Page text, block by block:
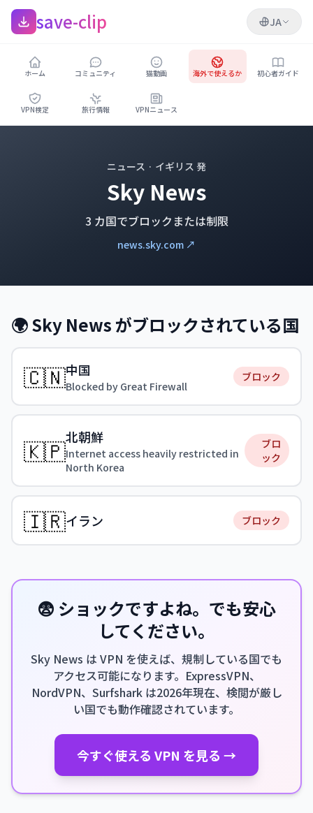
save-clip JA
ホーム コミュニティ 猫動画 海外で使えるか 初心者ガイド
VPN検定 旅行情報 VPNニュース
ニュース · イギリス 発
Sky News
3 カ国でブロックまたは制限
news.sky.com ↗
🌍 Sky News がブロックされている国
🇨🇳中国
Blocked by Great Firewall
ブロック
🇰🇵北朝鮮
Internet access heavily restricted in
North Korea
ブロ
ック
🇮🇷イラン ブロック
😨 ショックですよね。でも安心
してください。
Sky News は VPN を使えば、規制している国でも
アクセス可能になります。ExpressVPN、
NordVPN、Surfshark は2026年現在、検閲が厳し
い国でも動作確認されています。
今すぐ使える VPN を見る →